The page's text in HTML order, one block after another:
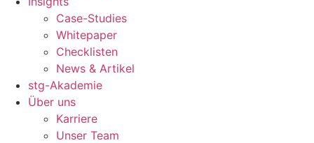
Case-Studies
Whitepaper
Checklisten
News & Artikel
stg-Akademie
Über uns
Karriere
Unser Team